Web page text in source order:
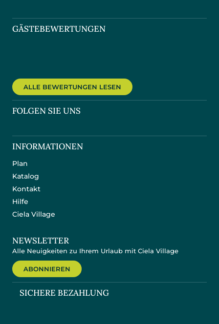
GÄSTEBEWERTUNGEN
ALLE BEWERTUNGEN LESEN
FOLGEN SIE UNS
INFORMATIONEN
Plan
Katalog
Kontakt
Hilfe
Ciela Village
NEWSLETTER
Alle Neuigkeiten zu Ihrem Urlaub mit Ciela Village
ABONNIEREN
SICHERE BEZAHLUNG